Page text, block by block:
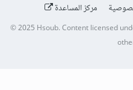
مركز المساعدة
© 2025Hsoub.Content licensed